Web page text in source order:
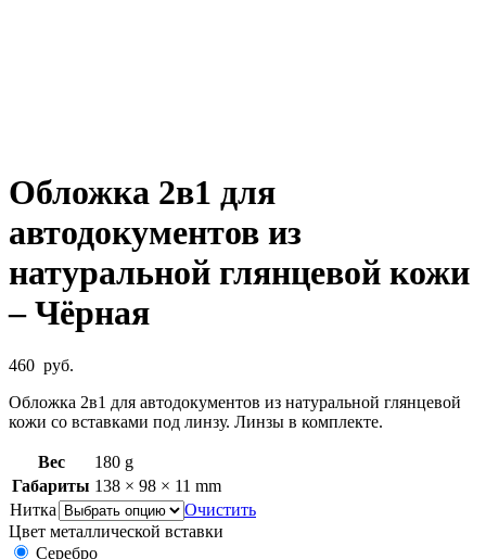
Обложка 2в1 для
автодокументов из
натуральной глянцевой кожи
– Чёрная
460 руб.
Обложка 2в1 для автодокументов из натуральной глянцевой
кожи со вставками под линзу. Линзы в комплекте.
Вес
180 g
Габариты 138 × 98 × 11 mm
Нитка
Очистить
Цвет металлической вставки
Серебро